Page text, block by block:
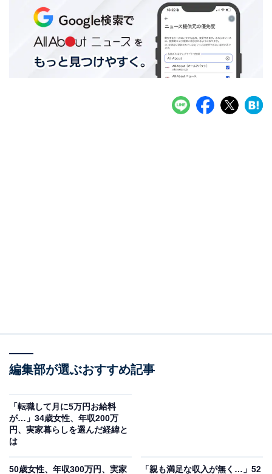
編集部が選ぶおすすめ記事
「転職して月に5万円お給料
が…」34歳女性、年収200万
円、実家暮らしを選んだ経緯と
は
50歳女性、年収300万円、実家
「親も満足な収入が無く…」52